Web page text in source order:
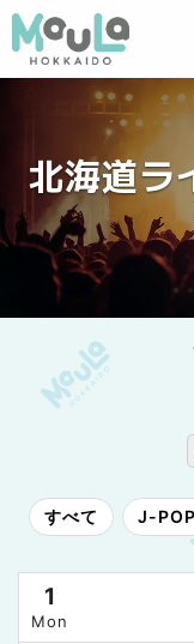
北海道ラ
すべて J-
1
Mon